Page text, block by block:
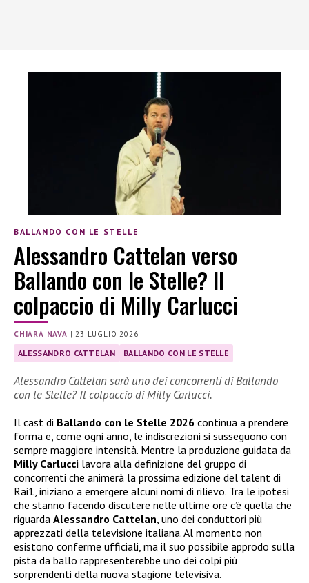
BALLANDO CON LE STELLE
Alessandro Cattelan verso
Ballando con le Stelle? Il
colpaccio di Milly Carlucci
CHIARA NAVA |23 LUGLIO 2026
ALESSANDRO CATTELAN BALLANDO CON LE STELLE
Alessandro Cattelan sarà uno dei concorrenti di Ballando
con le Stelle? Il colpaccio di Milly Carlucci.
Il cast di Ballando con le Stelle 2026 continua a prendere
forma e, come ogni anno, le indiscrezioni si susseguono con
sempre maggiore intensità. Mentre la produzione guidata da
Milly Carlucci lavora alla definizione del gruppo di
concorrenti che animerà la prossima edizione del talent di
Rai1, iniziano a emergere alcuni nomi di rilievo. Tra le ipotesi
che stanno facendo discutere nelle ultime ore c’è quella che
riguarda Alessandro Cattelan, uno dei conduttori più
apprezzati della televisione italiana. Al momento non
esistono conferme ufficiali, ma il suo possibile approdo sulla
pista da ballo rappresenterebbe uno dei colpi più
sorprendenti della nuova stagione televisiva.